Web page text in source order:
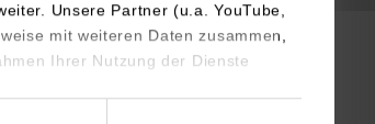
Unsere Partner (u.a. YouTube,
mit weiteren Daten zusammen,
Ihrer Nutzung der Dienste
GmbH